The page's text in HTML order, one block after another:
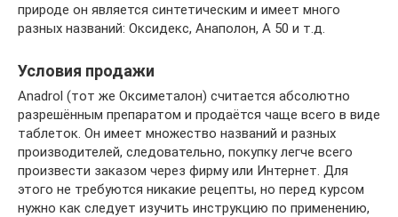
природе он является синтетическим и имеет много
разных названий: Оксидекс, Анаполон, А 50 и т.д.
Условия продажи
Anadrol (тот же Оксиметалон) считается абсолютно
разрешённым препаратом и продаётся чаще всего в виде
таблеток. Он имеет множество названий и разных
производителей, следовательно, покупку легче всего
произвести заказом через фирму или Интернет. Для
этого не требуются никакие рецепты, но перед курсом
нужно как следует изучить инструкцию по применению,